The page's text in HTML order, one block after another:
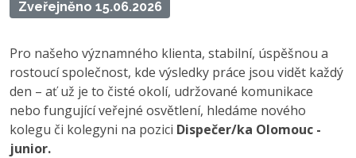
Zveřejněno 15.06.2026
Pro našeho významného klienta, stabilní, úspěšnou a
rostoucí společnost, kde výsledky práce jsou vidět každý
den – ať už je to čisté okolí, udržované komunikace
nebo fungující veřejné osvětlení, hledáme nového
kolegu či kolegyni na pozici Dispečer/ka Olomouc -
junior.